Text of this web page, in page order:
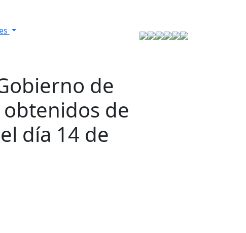
de
de
día 14 de